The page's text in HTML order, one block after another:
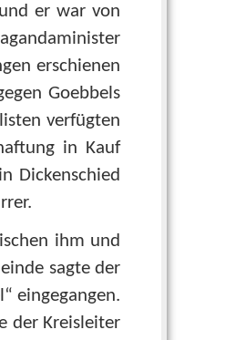
er war von
erschienen
Goebbels
verfügten
in Kauf
Dickenschied
ihm und
sagte der
eingegangen.
der Kreisleiter